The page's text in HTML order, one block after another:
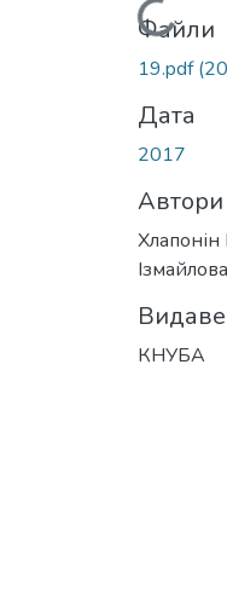
Вантажиться...
Файли
19.pdf
Дата
2017
Автори
Хлапонін
КНУБА